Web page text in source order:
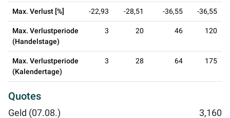
Max. Verlust [%] -22,93 -28,51 -36,55 -36,55
Max. Verlustperiode
(Handelstage)
3 20 46 120
Max. Verlustperiode
(Kalendertage)
3 28 64 175
Quotes
Geld (07.08.)
3,160